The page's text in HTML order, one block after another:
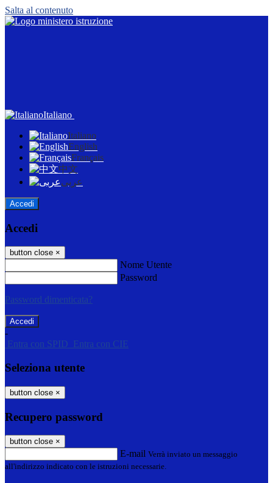
Salta al contenuto
Italiano
Italiano
English
Français
中文
عربى
Accedi
Accedi
button close ×
Nome Utente
Password
Password dimenticata?
-
Entra con SPID
Entra con CIE
Seleziona utente
button close ×
Recupero password
button close ×
E-mail Verrà inviato un messaggio
all'indirizzo indicato con le istruzioni necessarie.